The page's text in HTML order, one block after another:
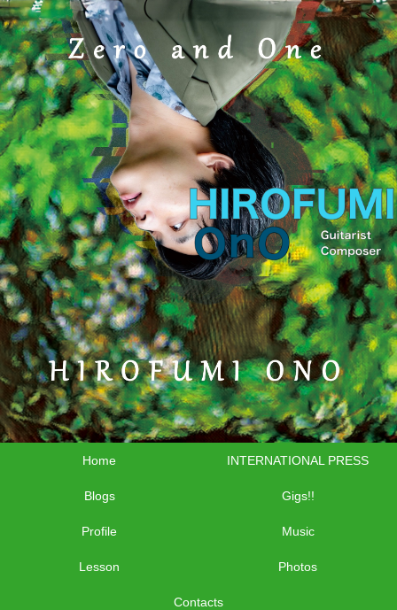
Home INTERNATIONAL PRESS
Blogs Gigs!!
Profile Music
Lesson Photos
Contacts